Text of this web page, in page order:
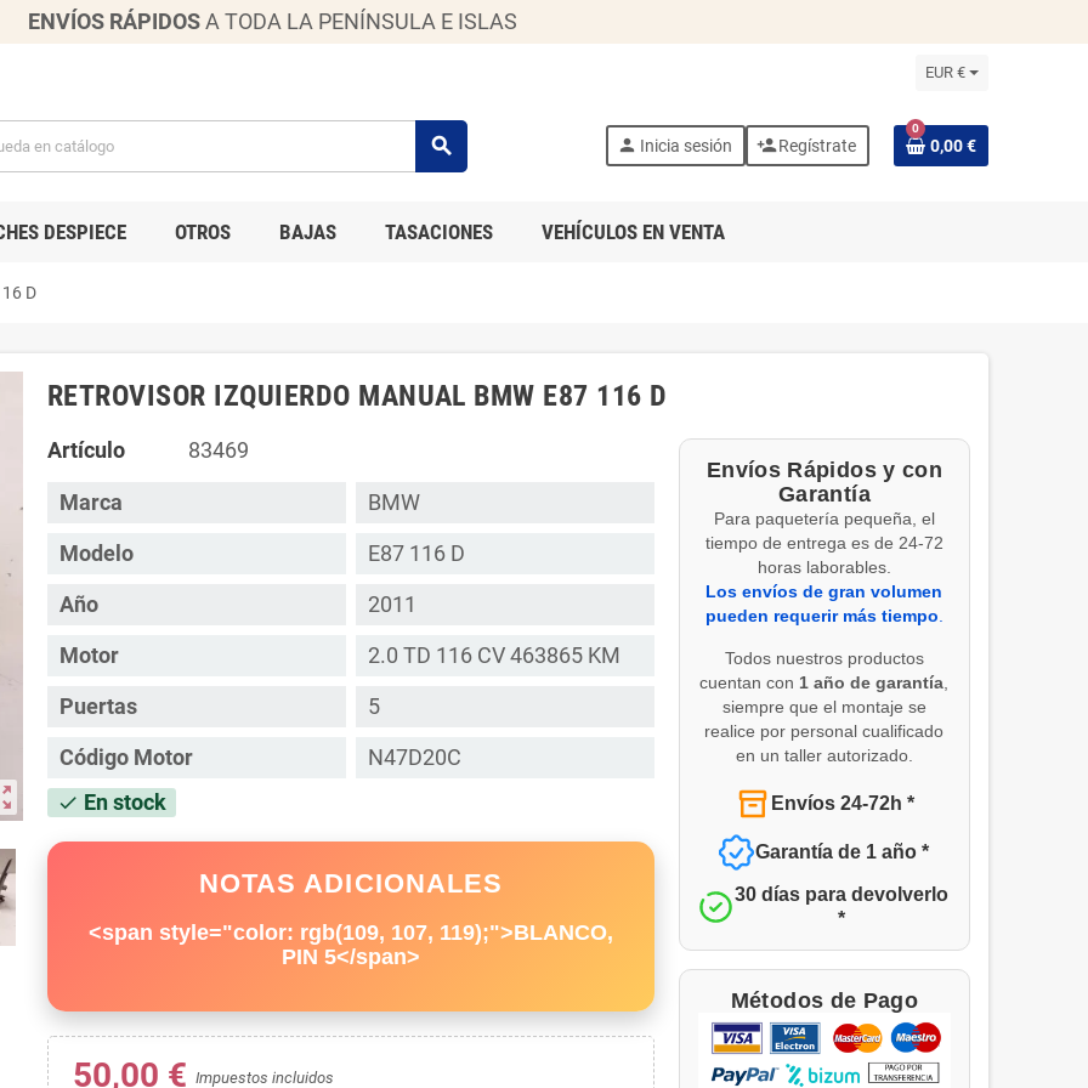
ENVÍOS RÁPIDOS A TODA LA PENÍNSULA E ISLAS
EUR €
search person Inicia sesión person_addRegístrate
0
0,00 €
DESPIECE OTROS BAJAS TASACIONES VEHÍCULOS EN VENTA
D
RETROVISOR IZQUIERDO MANUAL BMW E87 116 D
Artículo 83469
Marca
BMW
Modelo
E87 116 D
Año
2011
Motor
2.0 TD 116 CV 463865 KM
Puertas
5
Código Motor
N47D20C
check En stock
NOTAS ADICIONALES
<span style="color: rgb(109, 107, 119);">BLANCO,
PIN 5</span>
50,00 € Impuestos incluidos
Envíos Rápidos y con
Garantía
Para paquetería pequeña, el
tiempo de entrega es de 24-72
horas laborables.
Los envíos de gran volumen
pueden requerir más tiempo
Todos nuestros productos
cuentan con 1 año de garantía
siempre que el montaje se
realice por personal cualificado
en un taller autorizado.
Envíos 24-72h *
Garantía de 1 año *
30 días para devolverlo
*
Métodos de Pago